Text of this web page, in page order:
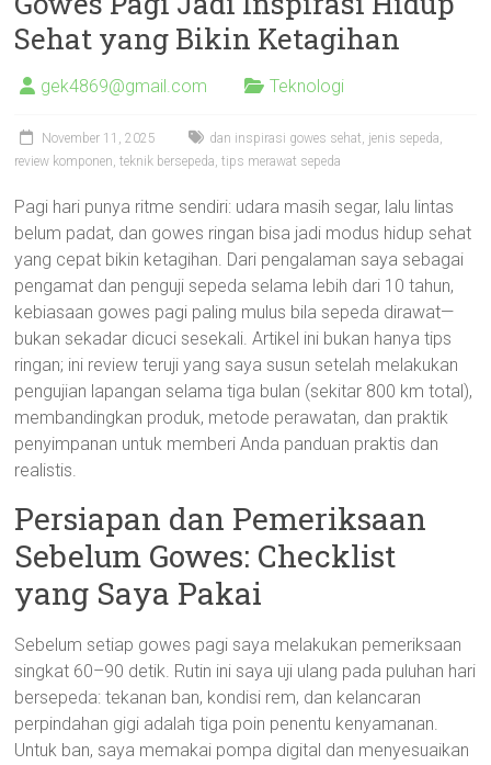
Sehat yang Bikin Ketagihan
gek4869@gmail.com Teknologi
November 11, 2025 dan inspirasi gowes sehat, jenis sepeda,
review komponen,teknik bersepeda,tips merawat sepeda
Pagi hari punya ritme sendiri: udara masih segar, lalu lintas
belum padat, dan gowes ringan bisa jadi modus hidup sehat
yang cepat bikin ketagihan. Dari pengalaman saya sebagai
pengamat dan penguji sepeda selama lebih dari 10 tahun,
kebiasaan gowes pagi paling mulus bila sepeda dirawat—
bukan sekadar dicuci sesekali. Artikel ini bukan hanya tips
ringan; ini review teruji yang saya susun setelah melakukan
pengujian lapangan selama tiga bulan (sekitar 800 km total),
membandingkan produk, metode perawatan, dan praktik
penyimpanan untuk memberi Anda panduan praktis dan
realistis.
Persiapan dan Pemeriksaan
Sebelum Gowes: Checklist
yang Saya Pakai
Sebelum setiap gowes pagi saya melakukan pemeriksaan
singkat 60–90 detik. Rutin ini saya uji ulang pada puluhan hari
bersepeda: tekanan ban, kondisi rem, dan kelancaran
perpindahan gigi adalah tiga poin penentu kenyamanan.
Untuk ban, saya memakai pompa digital dan menyesuaikan